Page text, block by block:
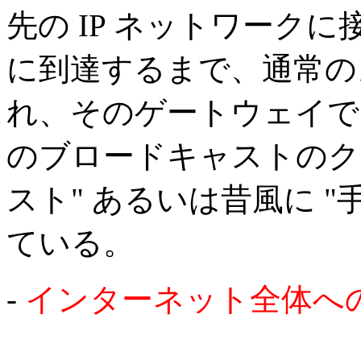
先の IP ネットワークに
に到達するまで、通常
れ、そのゲートウェイ
のブロードキャストの
スト" あるいは昔風に "
ている。
- インターネット全体へ